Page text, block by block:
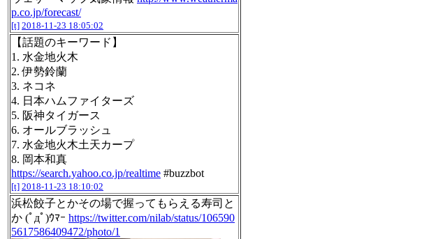
p.co.jp/forecast/
[t] 2018-11-23 18:05:02
【話題のキーワード】
1. 水金地火木
2. 伊勢鈴蘭
3. ネコネ
4. 日本ハムファイターズ
5. 阪神タイガース
6. オールブラッシュ
7. 水金地火木土天カープ
8. 岡本和真
https://search.yahoo.co.jp/realtime #buzzbot
[t] 2018-11-23 18:10:02
浜松餃子とかその場で握ってもらえる寿司と
か (ﾟдﾟ)ｳﾏｰ https://twitter.com/nilab/status/106590
5617586409472/photo/1